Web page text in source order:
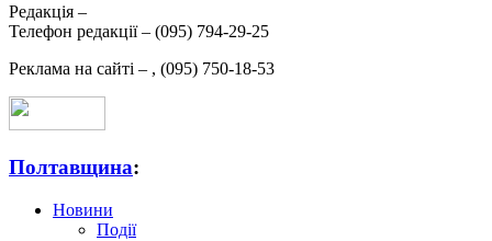
Редакція –
Телефон редакції – (095) 794-29-25
Реклама на сайті – , (095) 750-18-53
Полтавщина:
Новини
Події